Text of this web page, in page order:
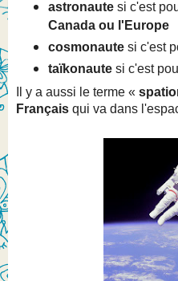
astronautesi c'est
Canada ou l'Europe
cosmonautesi c'est
taïkonautesi c'est
Il y a aussi le terme «
Français qui va dans